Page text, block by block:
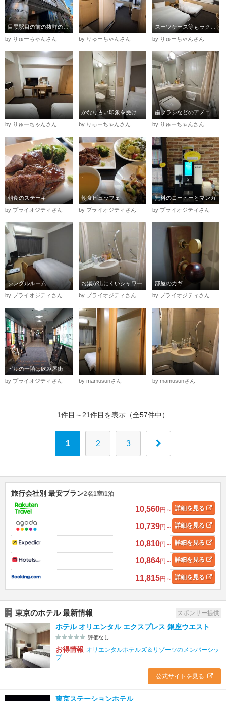
目黒駅目の前の抜群の立地！
by りゅーちゃんさん
by りゅーちゃんさん
by りゅーちゃんさん
by りゅーちゃんさん
かなり古い印象を受けるバスルーム。
by りゅーちゃんさん
歯ブラシなどのアメニティはフロント横でいただけます♪
by りゅーちゃんさん
朝食のステーキ
by プライオジティさん
朝食ビュッフェ
by プライオジティさん
無料のコーヒーとマンガ
by プライオジティさん
シングルルーム
by プライオジティさん
お湯が出にくいシャワー
by プライオジティさん
部屋のカギ
by プライオジティさん
ビルの一階は飲み屋街
by プライオジティさん
by mamusunさん by mamusunさん
1件目～21件目を表示（全57件中）
1 2 3
旅行会社別 最安プラン2名1室/1泊
10,560円～ 詳細を見る
10,739円～ 詳細を見る
10,810円～ 詳細を見る
10,864円～ 詳細を見る
11,815円～ 詳細を見る
東京のホテル 最新情報 スポンサー提供
ホテル オリエンタル エクスプレス 銀座ウエスト
評価なし
お得情報 オリエンタルホテルズ＆リゾーツのメンバーシッ
プ
公式サイトを見る
東京ステーションホテル